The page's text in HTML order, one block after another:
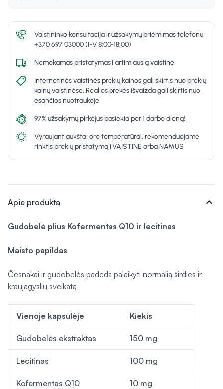
Vaistininko konsultacija ir užsakymų priėmimas telefonu
+370 697 03000 (I-V 8:00-18:00)
Nemokamas pristatymas į artimiausią vaistinę
Internetinės vaistinės prekių kainos gali skirtis nuo prekių
kainų vaistinėse. Realios prekės išvaizda gali skirtis nuo
esančios nuotraukoje
97% užsakymų pirkėjus pasiekia per 1 darbo dieną!
Vyraujant aukštai oro temperatūrai, rekomenduojame
rinktis prekių pristatymą į VAISTINĘ arba NAMUS
Apie produktą expand_more
Gudobelė plius Kofermentas Q10 ir lecitinas
Maisto papildas
Česnakai ir gudobelės padeda palaikyti normalią širdies ir
kraujagyslių sveikatą
Vienoje kapsulėje Kiekis
Gudobelės ekstraktas 150 mg
Lecitinas 100 mg
Kofermentas Q10 10 mg